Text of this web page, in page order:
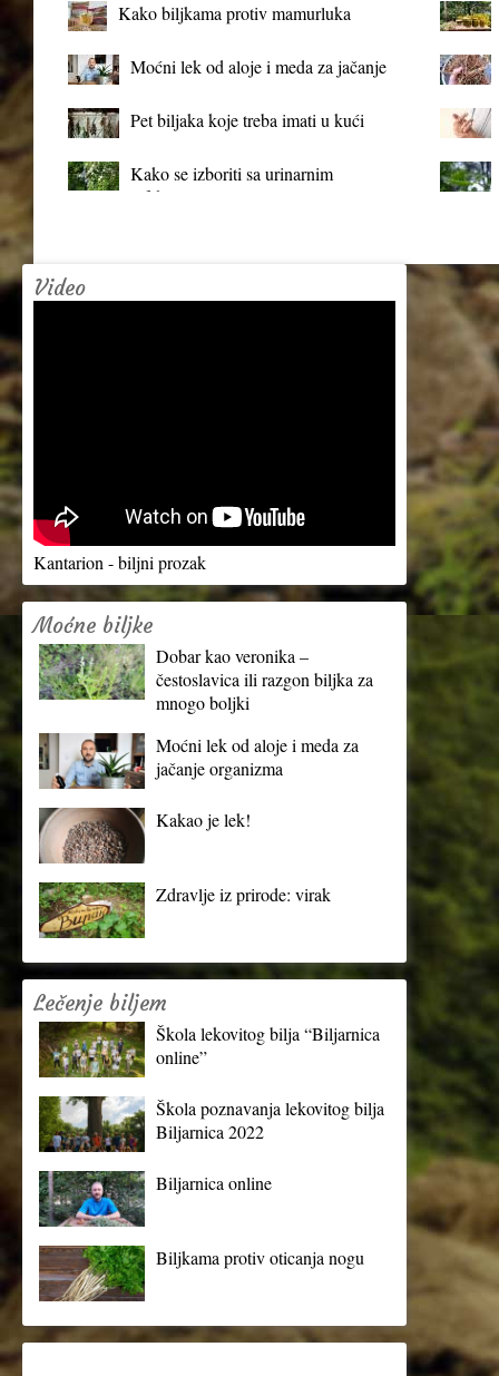
Kako biljkama protiv mamurluka
Moćni lek od aloje i meda za jačanje
Pet biljaka koje treba imati u kući
Kako se izboriti sa urinarnim
infekcijama?
Video
Kantarion - biljni prozak
Moćne biljke
Dobar kao veronika –
čestoslavica ili razgon biljka za
mnogo boljki
Moćni lek od aloje i meda za
jačanje organizma
Kakao je lek!
Zdravlje iz prirode: virak
Lečenje biljem
Škola lekovitog bilja “Biljarnica
online”
Škola poznavanja lekovitog bilja
Biljarnica 2022
Biljarnica online
Biljkama protiv oticanja nogu